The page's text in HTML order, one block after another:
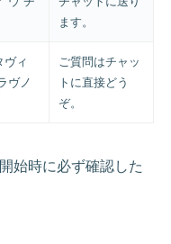
ます。
ヴィ
ヴノ
ご質問はチャッ
トに直接どう
ぞ。
始時に必ず確認した